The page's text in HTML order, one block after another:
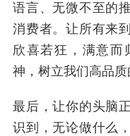
语言、无微不至的
消费者。让所有来
欣喜若狂，满意而
神，树立我们高品质
最后，让你的头脑
识到，无论做什么